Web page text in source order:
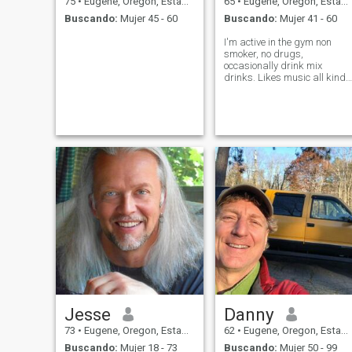
Buscando: Mujer 45 - 60
Buscando: Mujer 41 - 60
I'm active in the gym non
smoker, no drugs,
occasionally drink mix
drinks. Likes music all kinds
Jesse
73 • Eugene, Oregon, Estados Unidos
Buscando: Mujer 18 - 73
Danny
62 • Eugene, Oregon, Estados Unidos
Buscando: Mujer 50 - 99